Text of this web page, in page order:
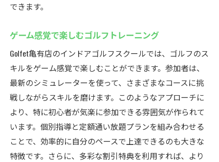
できます。
ゲーム感覚で楽しむゴルフトレーニング
Golfet亀有店のインドアゴルフスクールでは、ゴルフのス
キルをゲーム感覚で楽しむことができます。参加者は、
最新のシミュレーターを使って、さまざまなコースに挑
戦しながらスキルを磨けます。このようなアプローチに
より、特に初心者が気楽に参加できる雰囲気が作られて
います。個別指導と定額通い放題プランを組み合わせる
ことで、効率的に自分のペースで上達できるのも大きな
特徴です。さらに、多彩な割引特典を利用すれば、より